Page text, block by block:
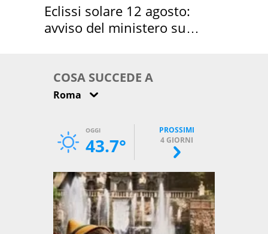
Eclissi solare 12 agosto:
avviso del ministero su